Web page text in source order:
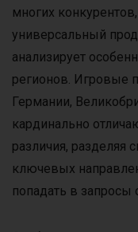
многих
универсальный
анализирует
регионов. Игровые
Германии,
кардинально
различия, разделяя
ключевых
попадать в запросы